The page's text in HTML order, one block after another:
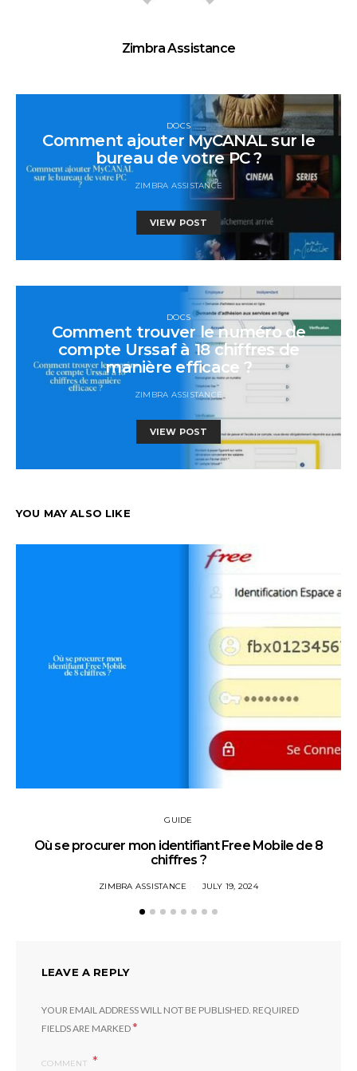
Zimbra Assistance
DOCS
Comment ajouter MyCANAL sur le
bureau de votre PC ?
ZIMBRA ASSISTANCE
VIEW POST
DOCS
Comment trouver le numéro de
compte Urssaf à 18 chiffres de
manière efficace ?
ZIMBRA ASSISTANCE
VIEW POST
YOU MAY ALSO LIKE
GUIDE
Où se procurer mon identifiant Free Mobile de 8
chiffres ?
ZIMBRA ASSISTANCE JULY 19, 2024
LEAVE A REPLY
YOUR EMAIL ADDRESS WILL NOT BE PUBLISHED. REQUIRED
FIELDS ARE MARKED*
COMMENT